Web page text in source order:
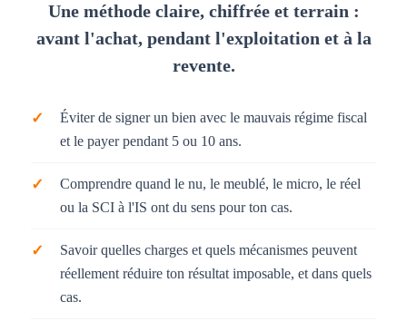
Une méthode claire, chiffrée et terrain :
avant l'achat, pendant l'exploitation et à la
revente.
Éviter de signer un bien avec le mauvais régime fiscal
et le payer pendant 5 ou 10 ans.
Comprendre quand le nu, le meublé, le micro, le réel
ou la SCI à l'IS ont du sens pour ton cas.
Savoir quelles charges et quels mécanismes peuvent
réellement réduire ton résultat imposable, et dans quels
cas.